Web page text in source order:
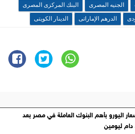
الجنيه المصرى
البنك المركزى المصرى
الدرهم الإماراتى الدينار الكويتى
اليورو بأهم البنوك العاملة في مصر بعد
ليومين